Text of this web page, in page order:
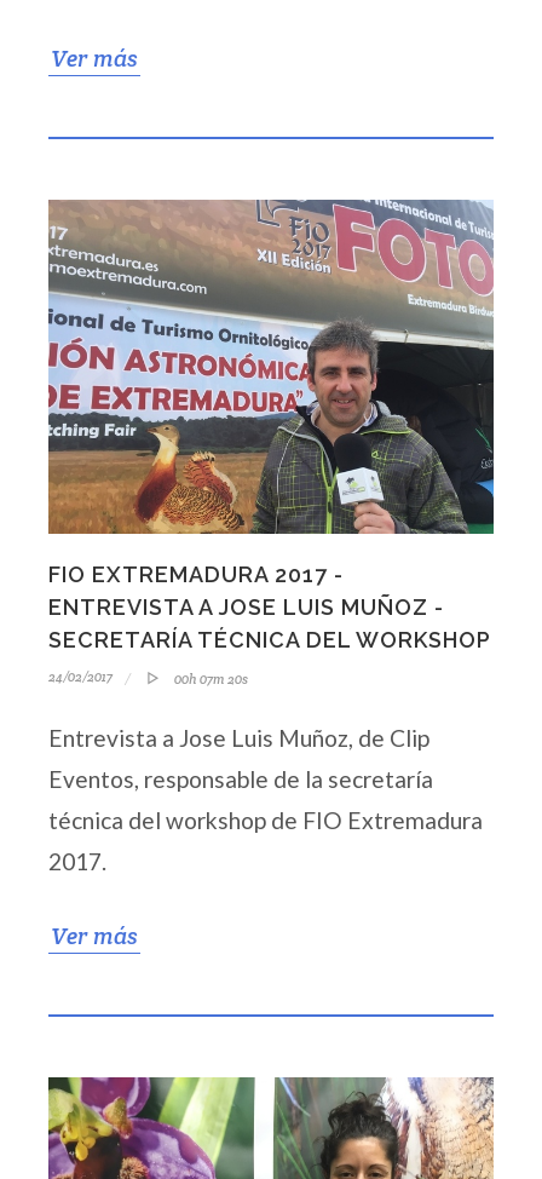
Ver más
FIO EXTREMADURA 2017 -
ENTREVISTA A JOSE LUIS MUÑOZ -
SECRETARÍA TÉCNICA DEL WORKSHOP
24/02/2017 00h 07m 20s
Entrevista a Jose Luis Muñoz, de Clip
Eventos, responsable de la secretaría
técnica del workshop de FIO Extremadura
2017.
Ver más